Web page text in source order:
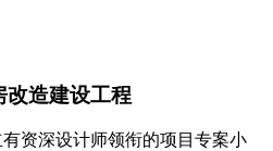
改造建设工程
资深设计师领衔的项目专案小